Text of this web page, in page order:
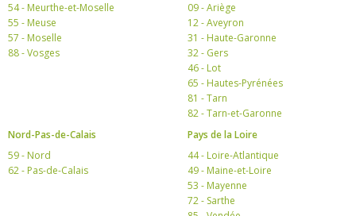
54 - Meurthe-et-Moselle
55 - Meuse
57 - Moselle
88 - Vosges
09 - Ariège
12 - Aveyron
31 - Haute-Garonne
32 - Gers
46 - Lot
65 - Hautes-Pyrénées
81 - Tarn
82 - Tarn-et-Garonne
Nord-Pas-de-Calais
59 - Nord
62 - Pas-de-Calais
Pays de la Loire
44 - Loire-Atlantique
49 - Maine-et-Loire
53 - Mayenne
72 - Sarthe